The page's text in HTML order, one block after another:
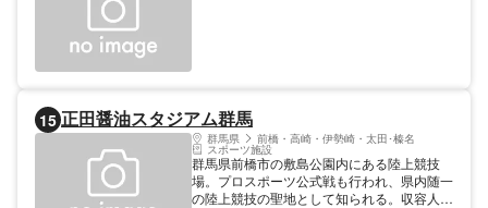
15 正田醤油スタジアム群馬
群馬県 前橋・高崎・伊勢崎・太田･榛名
スポーツ施設
群馬県前橋市の敷島公園内にある陸上競技
場。プロスポーツ公式戦も行われ、県内随一
の陸上競技の聖地として知られる。収容人員